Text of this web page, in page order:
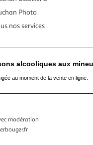
Photo
nos services
alcooliques aux
au moment de la vente en ligne.
modération